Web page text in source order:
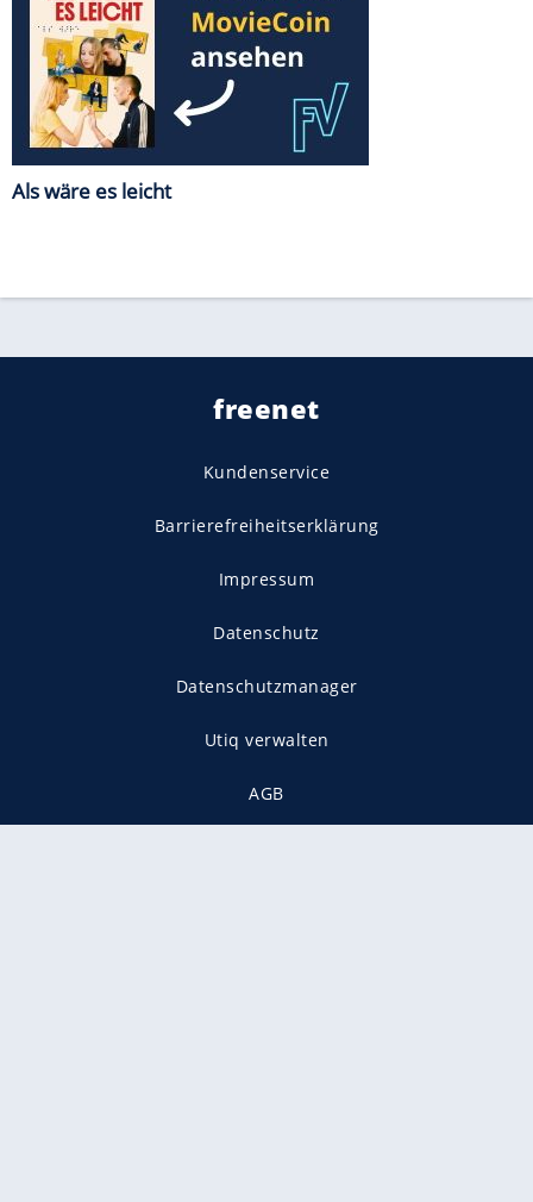
Als wäre es leicht
freenet
Kundenservice
Barrierefreiheitserklärung
Impressum
Datenschutz
Datenschutzmanager
Utiq verwalten
AGB